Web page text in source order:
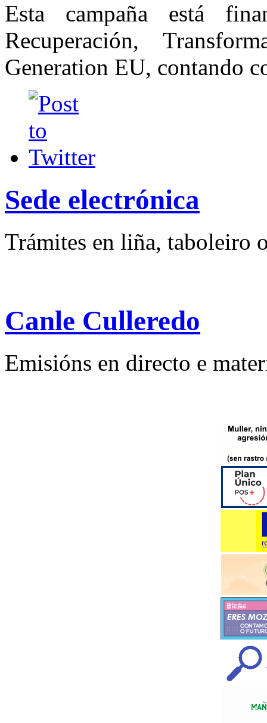
Esta campaña está
Recuperación,
Generation EU, contando
Sede electrónica
Trámites en liña, taboleiro
Canle Culleredo
Emisións en directo e